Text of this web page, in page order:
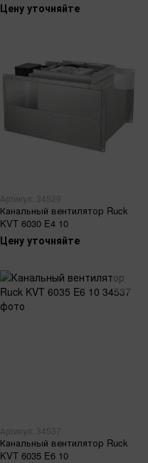
Цену уточняйте
Артикул: 34529
Канальный вентилятор Ruck
KVT 6030 E4 10
Цену уточняйте
Артикул: 34537
Канальный вентилятор Ruck
KVT 6035 E6 10